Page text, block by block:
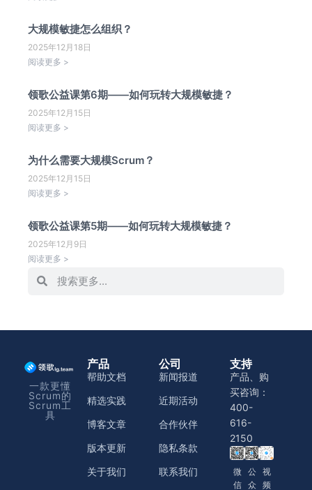
大规模敏捷怎么组织？
2025年12月18日
阅读更多 >
领歌公益课第6期——如何玩转大规模敏捷？
2025年12月15日
阅读更多 >
为什么需要大规模Scrum？
2025年12月15日
阅读更多 >
领歌公益课第5期——如何玩转大规模敏捷？
2025年12月9日
阅读更多 >
一款更懂
Scrum的
Scrum工
具
产品
帮助文档
精选实践
博客文章
版本更新
关于我们
公司
新闻报道
近期活动
合作伙伴
隐私条款
联系我们
支持
产品、购
买咨询：
400-
616-
2150
微
信
公
众
视
频